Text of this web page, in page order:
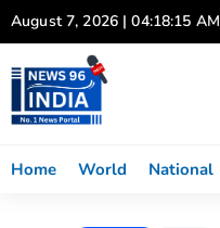
Skip
to
content
August 7, 2026 | 04:18:15 AM
Home World National